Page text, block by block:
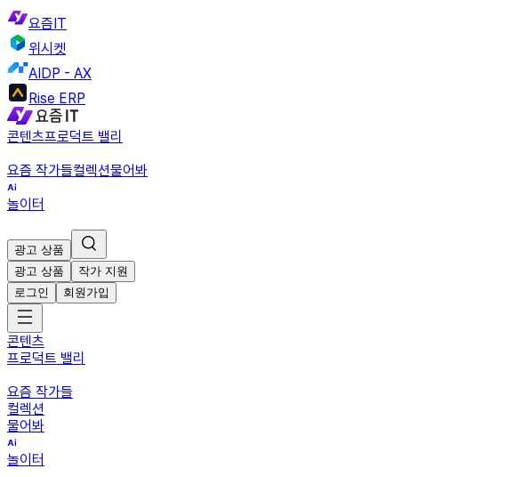
요즘IT
위시켓
AIDP - AX
Rise ERP
콘텐츠프로덕트 밸리
요즘 작가들컬렉션물어봐
놀이터
광고 상품
광고 상품
작가 지원
로그인
회원가입
콘텐츠
프로덕트 밸리
요즘 작가들
컬렉션
물어봐
놀이터